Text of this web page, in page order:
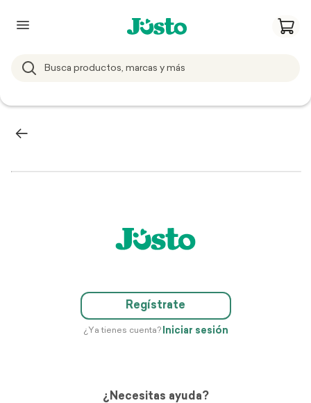
Regístrate
¿Ya tienes cuenta? Iniciar sesión
¿Necesitas ayuda?